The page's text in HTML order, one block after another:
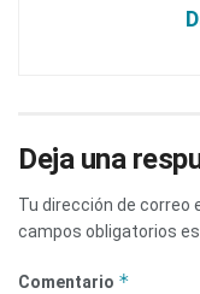
Deja una
Tu dirección de correo
campos obligatorios
Comentario *